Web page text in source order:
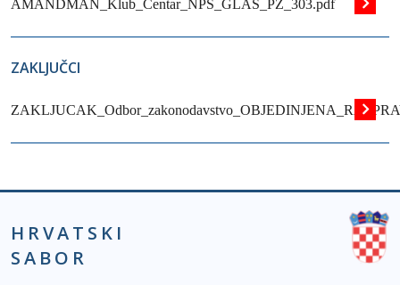
AMANDMAN_Klub_Centar_NPS_GLAS_PZ_303.pdf
ZAKLJUČCI
HRVATSKI
SABOR